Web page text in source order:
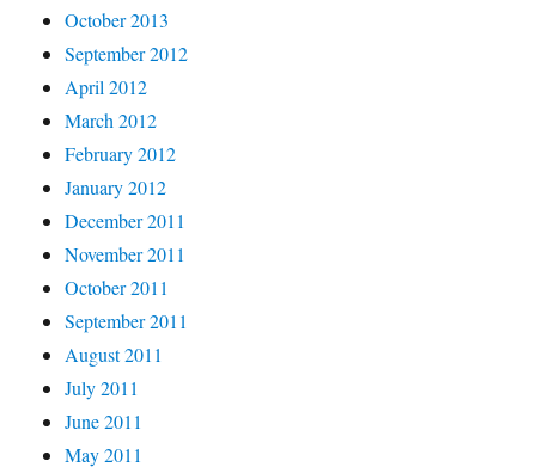
October 2013
September 2012
April 2012
March 2012
February 2012
January 2012
December 2011
November 2011
October 2011
September 2011
August 2011
July 2011
June 2011
May 2011